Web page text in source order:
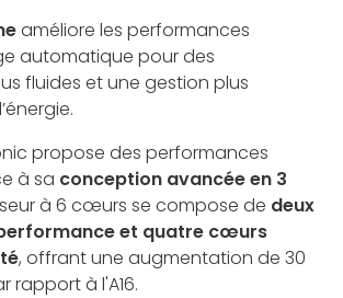
améliore les performances
automatique pour des
fluides et une gestion plus
propose des performances
à sa conception avancée en 3
à 6 cœurs se compose de deux
et quatre cœurs
, offrant une augmentation de 30
rapport à l'A16.